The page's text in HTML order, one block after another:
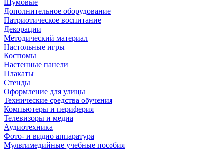
Шумовые
Дополнительное оборудование
Патриотическое воспитание
Декорации
Методический материал
Настольные игры
Костюмы
Настенные панели
Плакаты
Стенды
Оформление для улицы
Технические средства обучения
Компьютеры и периферия
Телевизоры и медиа
Аудиотехника
Фото- и видио аппаратура
Мультимедийные учебные пособия